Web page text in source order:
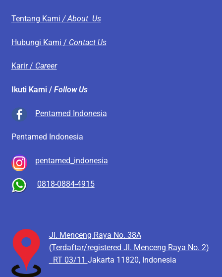
Tentang Kami / About Us
Hubungi Kami / Contact Us
Karir / Career
Ikuti Kami / Follow Us
Pentamed Indonesia
Pentamed Indonesia
pentamed_indonesia
0818-0884-4915
Jl. Menceng Raya No. 38A
(Terdaftar/registered Jl. Menceng Raya No. 2)
RT 03/11 Jakarta 11820, Indonesia